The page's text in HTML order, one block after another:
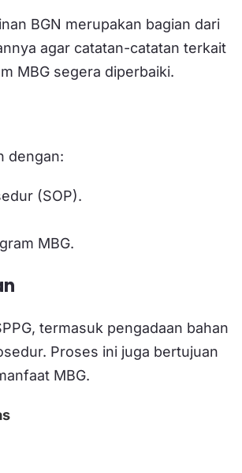
BGN merupakan bagian dari
agar catatan-catatan terkait
MBG segera diperbaiki.
dengan:
(SOP).
MBG.
termasuk pengadaan bahan
Proses ini juga bertujuan
MBG.